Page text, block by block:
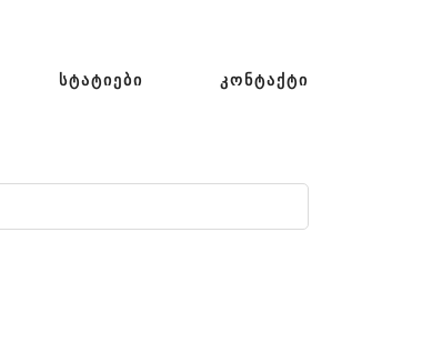
ᲡᲢᲐᲢᲘᲔᲑᲘ ᲙᲝᲜᲢᲐᲥᲢᲘ